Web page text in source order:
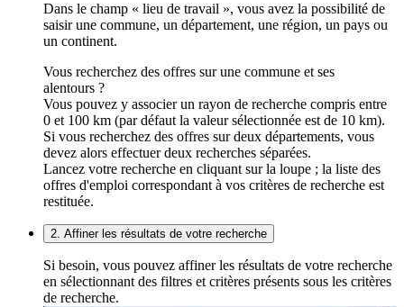
Dans le champ « lieu de travail », vous avez la possibilité de
saisir une commune, un département, une région, un pays ou
un continent.
Vous recherchez des offres sur une commune et ses
alentours ?
Vous pouvez y associer un rayon de recherche compris entre
0 et 100 km (par défaut la valeur sélectionnée est de 10 km).
Si vous recherchez des offres sur deux départements, vous
devez alors effectuer deux recherches séparées.
Lancez votre recherche en cliquant sur la loupe ; la liste des
offres d'emploi correspondant à vos critères de recherche est
restituée.
2. Affiner les résultats de votre recherche
Si besoin, vous pouvez affiner les résultats de votre recherche
en sélectionnant des filtres et critères présents sous les critères
de recherche.